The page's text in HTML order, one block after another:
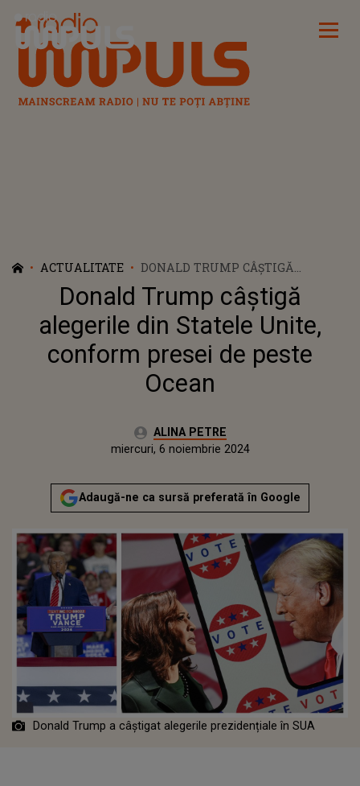
Radio Impuls
ACTUALITATE
DONALD TRUMP CÂȘTIGĂ
ALEGERILE DIN STATELE UNITE,
CONFORM PRESEI DE PESTE
OCEAN
Donald Trump câștigă
alegerile din Statele Unite,
conform presei de peste
Ocean
Autor:ALINA PETRE
miercuri, 6 noiembrie 2024
Actualizat:
miercuri, 6 noiembrie 2024
Adaugă-ne ca sursă preferată în Google
Donald Trump a câștigat alegerile prezidențiale în SUA